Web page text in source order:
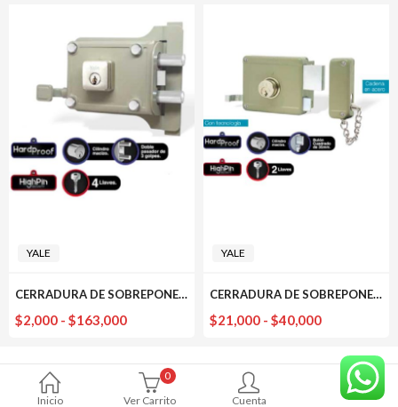
Inicio
0
Ver Carrito
Cuenta
YALE
CERRADURA DE SOBREPONER 987 CORRIENTE YALE
$2,000 - $163,000Rango
desde
YALE
CERRADURA DE SOBREPONER 31610 CORRIENTE YALE
$21,000 - $40,000Rango
precios:
desde